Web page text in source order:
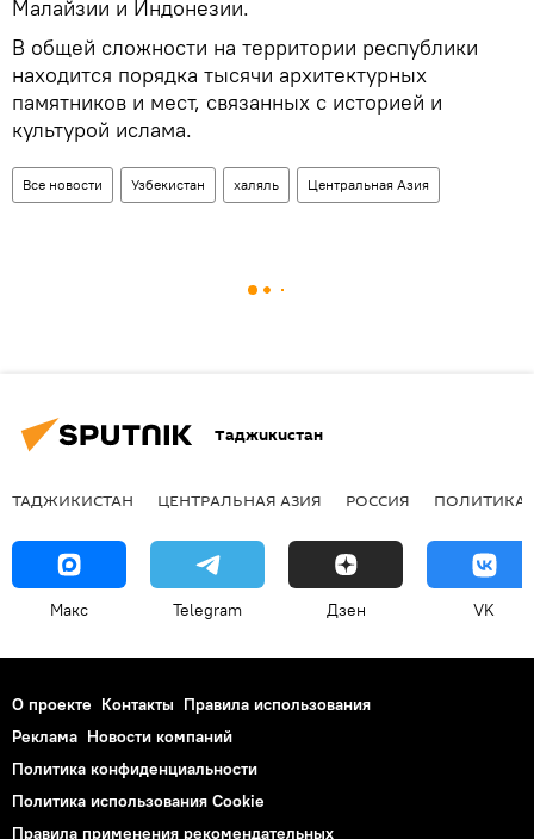
Малайзии и Индонезии.
В общей сложности на территории республики
находится порядка тысячи архитектурных
памятников и мест, связанных с историей и
культурой ислама.
Все новости Узбекистан халяль Центральная Азия
Таджикистан
ТАДЖИКИСТАН ЦЕНТРАЛЬНАЯ АЗИЯ РОССИЯ ПОЛИТИКА
Макс Telegram Дзен VK
О проекте Контакты Правила использования
Реклама Новости компаний
Политика конфиденциальности
Политика использования Cookie
Правила применения рекомендательных